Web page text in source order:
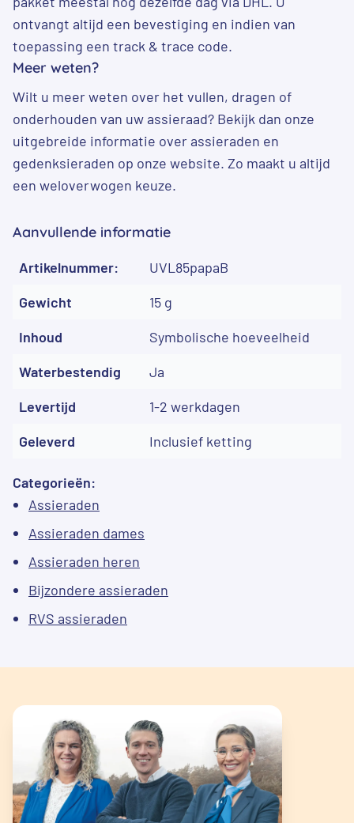
ontvangt altijd een bevestiging en indien van
toepassing een track & trace code.
Meer weten?
Wilt u meer weten over het vullen, dragen of
onderhouden van uw assieraad? Bekijk dan onze
uitgebreide informatie over assieraden en
gedenksieraden op onze website. Zo maakt u altijd
een weloverwogen keuze.
Aanvullende informatie
Artikelnummer:
UVL85papaB
Gewicht
15 g
Inhoud
Symbolische hoeveelheid
Waterbestendig
Ja
Levertijd
1-2 werkdagen
Geleverd
Inclusief ketting
Categorieën:
Assieraden
Assieraden dames
Assieraden heren
Bijzondere assieraden
RVS assieraden